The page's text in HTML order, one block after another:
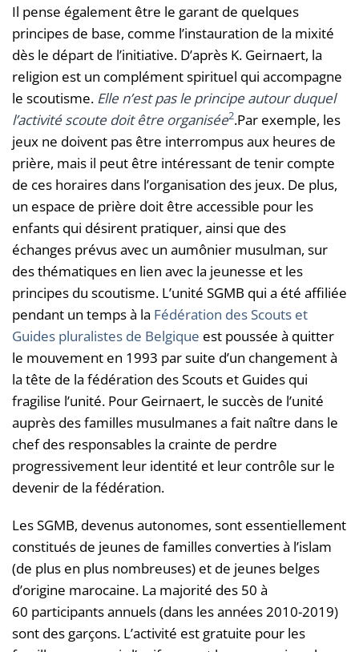
Il pense également être le garant de quelques
principes de base, comme l’instauration de la mixité
dès le départ de l’initiative. D’après K. Geirnaert, la
religion est un complément spirituel qui accompagne
le scoutisme. Elle n’est pas le principe autour duquel
l’activité scoute doit être organisée2.Par exemple, les
jeux ne doivent pas être interrompus aux heures de
prière, mais il peut être intéressant de tenir compte
de ces horaires dans l’organisation des jeux. De plus,
un espace de prière doit être accessible pour les
enfants qui désirent pratiquer, ainsi que des
échanges prévus avec un aumônier musulman, sur
des thématiques en lien avec la jeunesse et les
principes du scoutisme. L’unité SGMB qui a été affiliée
pendant un temps à la Fédération des Scouts et
Guides pluralistes de Belgique est poussée à quitter
le mouvement en 1993 par suite d’un changement à
la tête de la fédération des Scouts et Guides qui
fragilise l’unité. Pour Geirnaert, le succès de l’unité
auprès des familles musulmanes a fait naître dans le
chef des responsables la crainte de perdre
progressivement leur identité et leur contrôle sur le
devenir de la fédération.
Les SGMB, devenus autonomes, sont essentiellement
constitués de jeunes de familles converties à l’islam
(de plus en plus nombreuses) et de jeunes belges
d’origine marocaine. La majorité des 50 à
60 participants annuels (dans les années 2010-2019)
sont des garçons. L’activité est gratuite pour les